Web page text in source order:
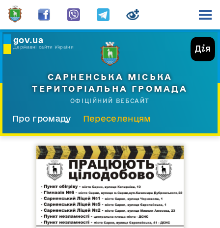
gov.ua
Державні сайти України
САРНЕНСЬКА МІСЬКА
ТЕРИТОРІАЛЬНА ГРОМАДА
ОФІЦІЙНИЙ ВЕБСАЙТ
Про громаду
Переселенцям
Прес-центр